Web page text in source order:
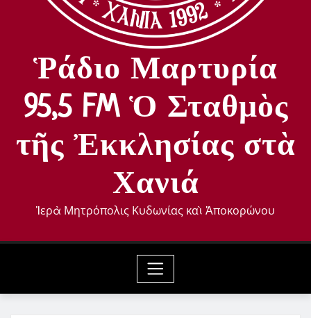
Ῥάδιο Μαρτυρία
95,5 FM Ὁ Σταθμὸς
τῆς Ἐκκλησίας στὰ
Χανιά
Ἱερὰ Μητρόπολις Κυδωνίας καὶ Ἀποκορώνου